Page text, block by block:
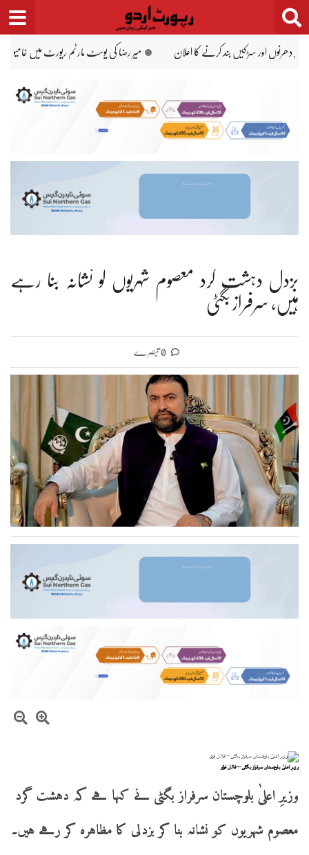
Skip
to
’آج شاہزیب خانزادہ کیساتھ‘ میں کی گئی تھی وزیراعظم شہباز شریف سعودی
بزدل دہشت گرد معصوم شہریوں کو نشانہ بنا رہے
ہیں، سرفراز بگٹی
0 تبصرے
وزیرِ اعلیٰ بلوچستان سرفراز بگٹی—فائل فوٹو
وزیرِ اعلیٰ بلوچستان سرفراز بگٹی نے کہا ہے کہ دہشت گرد
معصوم شہریوں کو نشانہ بنا کر بزدلی کا مظاہرہ کر رہے ہیں۔